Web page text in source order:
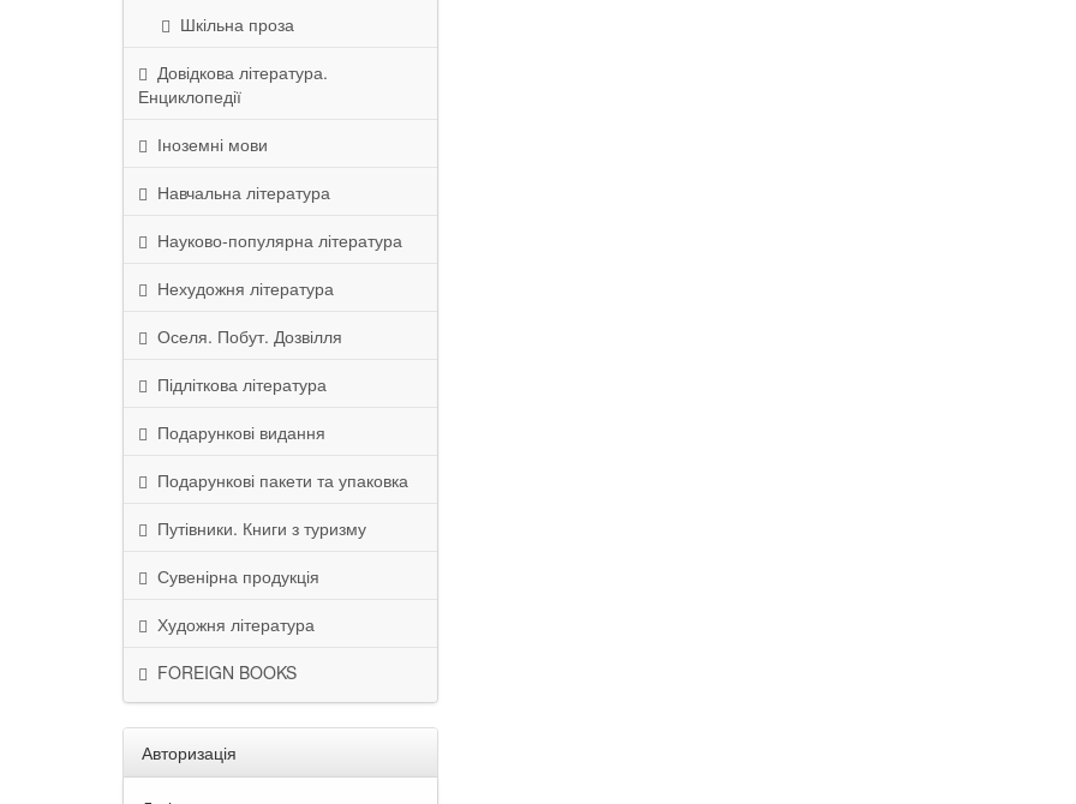
Шкільна проза
Довідкова література.
Енциклопедії
Іноземні мови
Навчальна література
Науково-популярна література
Нехудожня література
Оселя. Побут. Дозвілля
Підліткова література
Подарункові видання
Подарункові пакети та упаковка
Путівники. Книги з туризму
Сувенірна продукція
Художня література
FOREIGN BOOKS
Авторизація